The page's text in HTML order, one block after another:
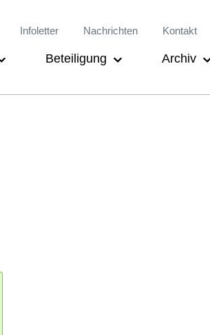
Beteiligung Archiv
Infoletter Nachrichten Kontakt